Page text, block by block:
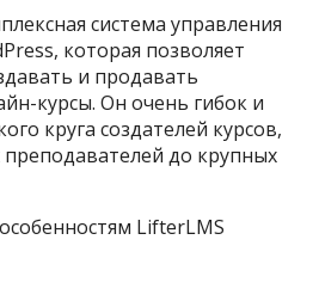
система управления
которая позволяет
и продавать
курсы. Он очень гибок и
круга создателей курсов,
до крупных
LifterLMS